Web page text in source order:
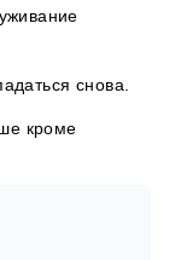
снова.
кроме